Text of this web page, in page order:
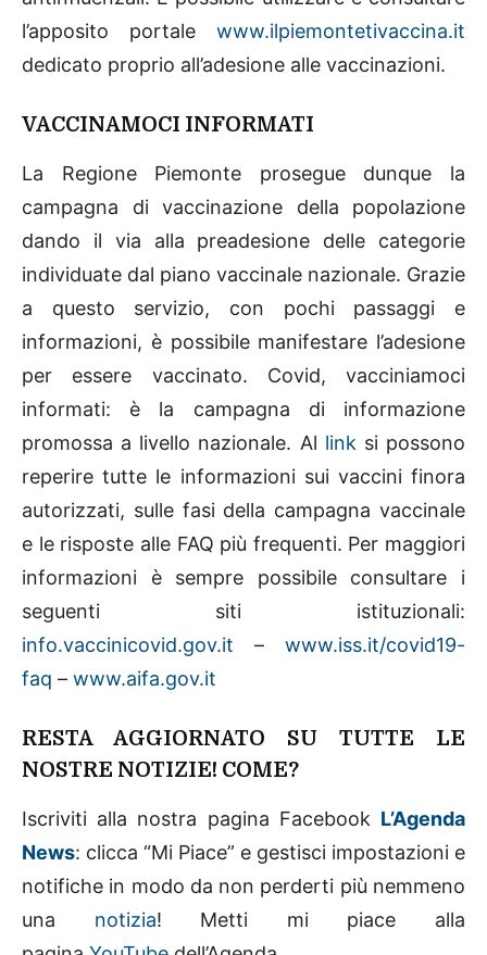
l’apposito portale www.ilpiemontetivaccina.it
dedicato proprio all’adesione alle vaccinazioni.
VACCINAMOCI INFORMATI
La Regione Piemonte prosegue dunque la
campagna di vaccinazione della popolazione
dando il via alla preadesione delle categorie
individuate dal piano vaccinale nazionale. Grazie
a questo servizio, con pochi passaggi e
informazioni, è possibile manifestare l’adesione
per essere vaccinato. Covid, vacciniamoci
informati: è la campagna di informazione
promossa a livello nazionale. Al linksi possono
reperire tutte le informazioni sui vaccini finora
autorizzati, sulle fasi della campagna vaccinale
e le risposte alle FAQ più frequenti. Per maggiori
informazioni è sempre possibile consultare i
seguenti siti istituzionali:
info.vaccinicovid.gov.it – www.iss.it/covid19-
faq – www.aifa.gov.it
RESTA AGGIORNATO SU TUTTE LE
NOSTRE NOTIZIE! COME?
Iscriviti alla nostra pagina Facebook L’Agenda
News: clicca “Mi Piace” e gestisci impostazioni e
notifiche in modo da non perderti più nemmeno
una notizia! Metti mi piace alla